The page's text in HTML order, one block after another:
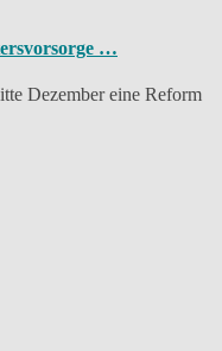
…
Dezember eine Reform